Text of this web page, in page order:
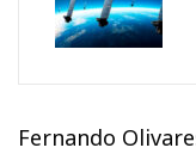
Fernando